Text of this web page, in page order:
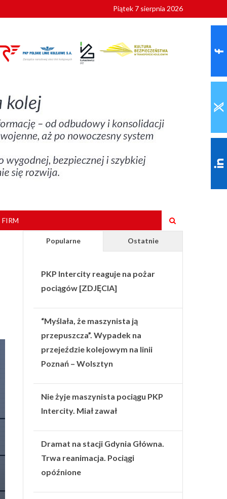
Piątek 7 sierpnia 2026
Popularne Ostatnie
PKP Intercity reaguje na pożar
pociągów [ZDJĘCIA]
“Myślała, że maszynista ją
przepuszcza”. Wypadek na
przejeździe kolejowym na linii
Poznań – Wolsztyn
Nie żyje maszynista pociągu PKP
Intercity. Miał zawał
Dramat na stacji Gdynia Główna.
Trwa reanimacja. Pociągi
opóźnione